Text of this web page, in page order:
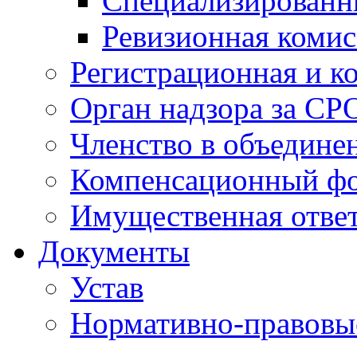
Ревизионная
Регистрационная и
Орган надзора за
Членство в
Компенсационный
Имущественная
Документы
Устав
Нормативно-